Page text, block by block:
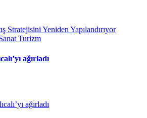
Turizm
ağırladı